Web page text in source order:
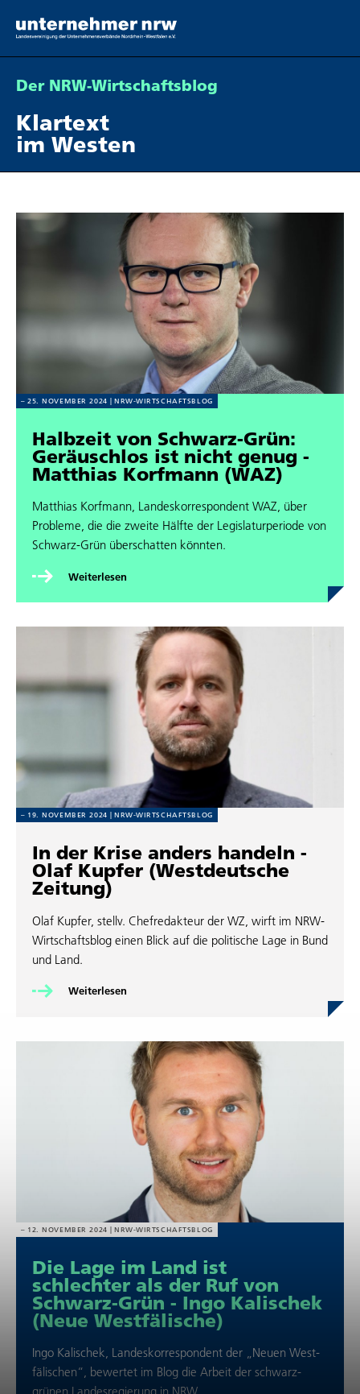
Der NRW-Wirt­schafts­blog
Klartext
im Westen
25. NOVEMBER 2024 NRW-WIRT­SCHAFTS­BLOG
Halbzeit von Schwarz-Grün:
Geräuschlos ist nicht genug -
Matthias Korfmann (WAZ)
Matthias Korfmann, Lan­des­kor­re­spon­dent WAZ, über
Probleme, die die zweite Hälfte der Legis­la­tur­pe­ri­ode von
Schwarz-Grün über­schat­ten könnten.
Wei­ter­le­sen
19. NOVEMBER 2024 NRW-WIRT­SCHAFTS­BLOG
In der Krise anders handeln -
Olaf Kupfer (West­deut­sche
Zeitung)
Olaf Kupfer, stellv. Chef­re­dak­teur der WZ, wirft im NRW-
Wirt­schafts­blog einen Blick auf die poli­ti­sche Lage in Bund
und Land.
Wei­ter­le­sen
12. NOVEMBER 2024 NRW-WIRT­SCHAFTS­BLOG
Die Lage im Land ist
schlechter als der Ruf von
Schwarz-Grün - Ingo Kalischek
(Neue West­fä­li­sche)
Ingo Kalischek, Lan­des­kor­re­spon­dent der „Neuen West­
fä­li­schen“, bewertet im Blog die Arbeit der schwarz-